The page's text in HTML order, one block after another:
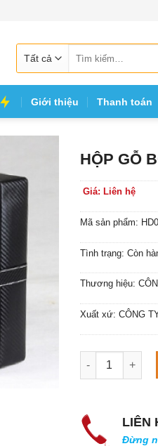
kiếm:
Giới thiệu Thanh toán
HỘP GỖ
Giá: Liên hệ
Mã sản phẩm:
Tình trạng: Còn
Thương hiệu:
Xuất xứ: CÔNG
Máy làm đá
LIÊN
Đừng